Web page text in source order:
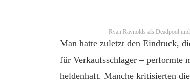
Ryan Raynolds als Deadpool
Man hatte zuletzt den Eindruck,
für Verkaufsschlager – performte
heldenhaft. Manche kritisierten